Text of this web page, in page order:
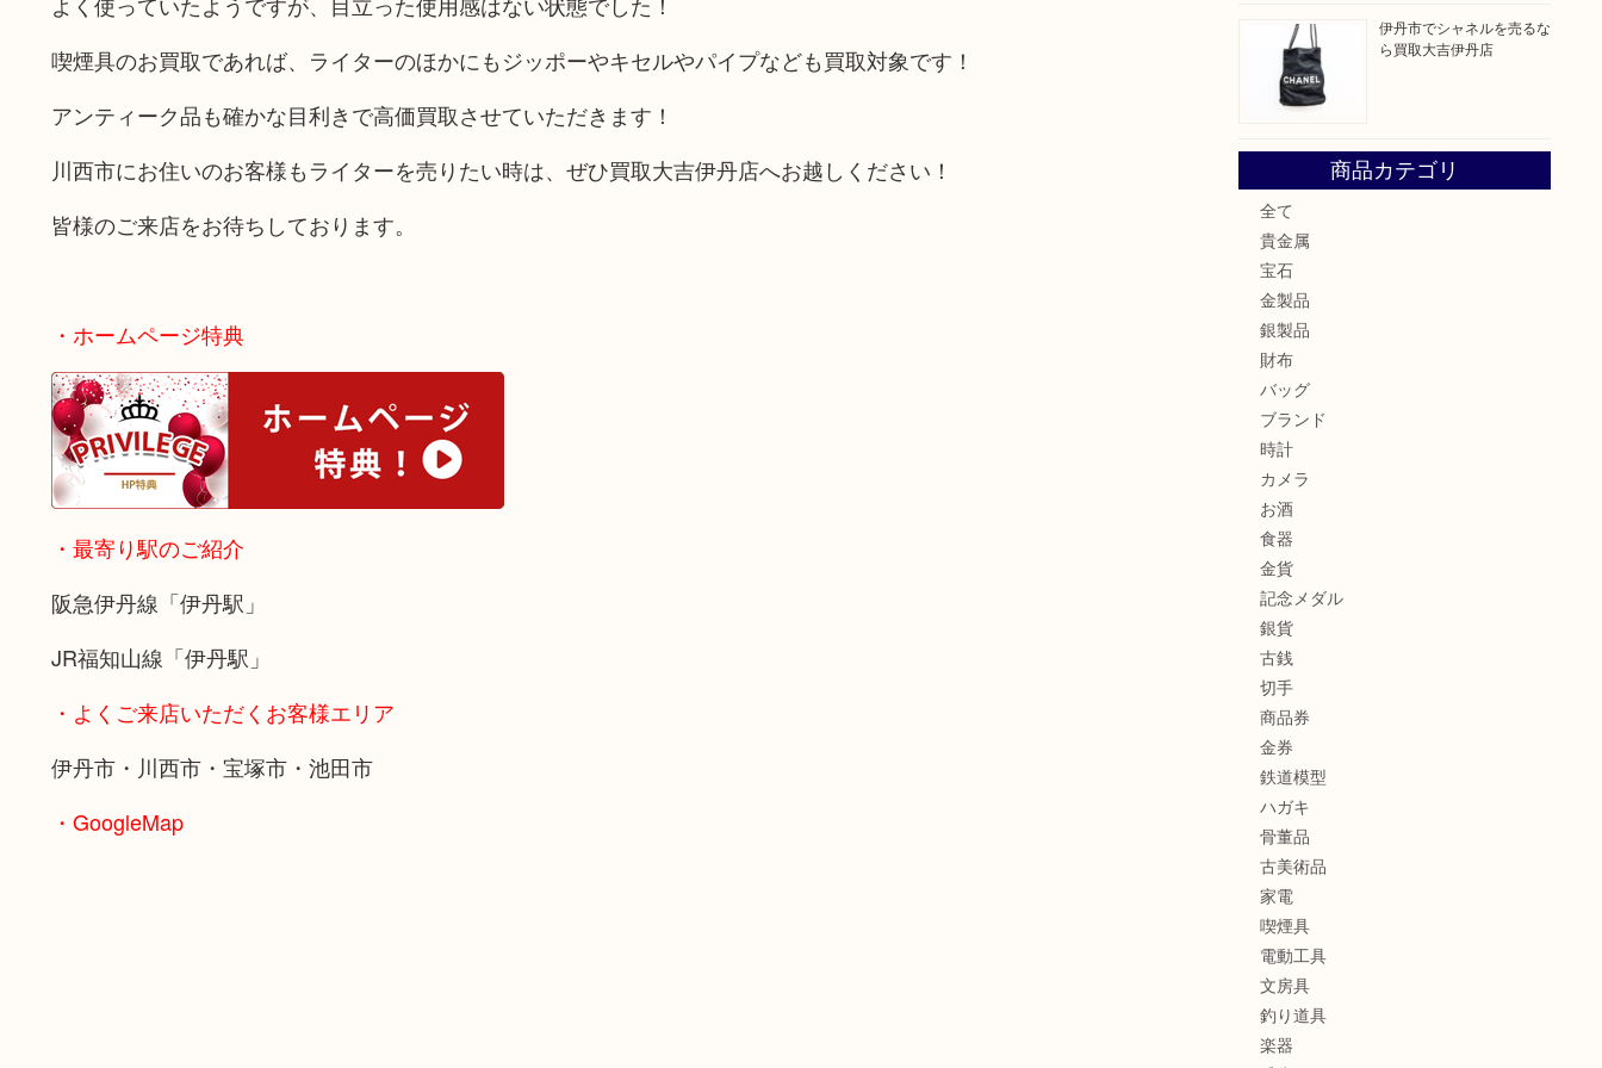
喫煙具のお買取であれば、ライターのほかにもジッポーやキセルやパイプなども買取対象です！
アンティーク品も確かな目利きで高価買取させていただきます！
川西市にお住いのお客様もライターを売りたい時は、ぜひ買取大吉伊丹店へお越しください！
皆様のご来店をお待ちしております。
・ホームページ特典
・最寄り駅のご紹介
阪急伊丹線「伊丹駅」
JR福知山線「伊丹駅」
・よくご来店いただくお客様エリア
伊丹市・川西市・宝塚市・池田市
・GoogleMap
伊丹市でシャネルを売るな
ら買取大吉伊丹店
商品カテゴリ
全て
貴金属
宝石
金製品
銀製品
財布
バッグ
ブランド
時計
カメラ
お酒
食器
金貨
記念メダル
銀貨
古銭
切手
商品券
金券
鉄道模型
ハガキ
骨董品
古美術品
家電
喫煙具
電動工具
文房具
釣り道具
楽器